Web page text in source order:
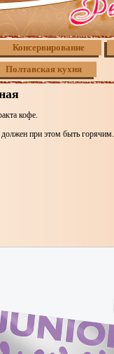
Консервирование
Полтавская кухня
кофе.
при этом быть горячим.